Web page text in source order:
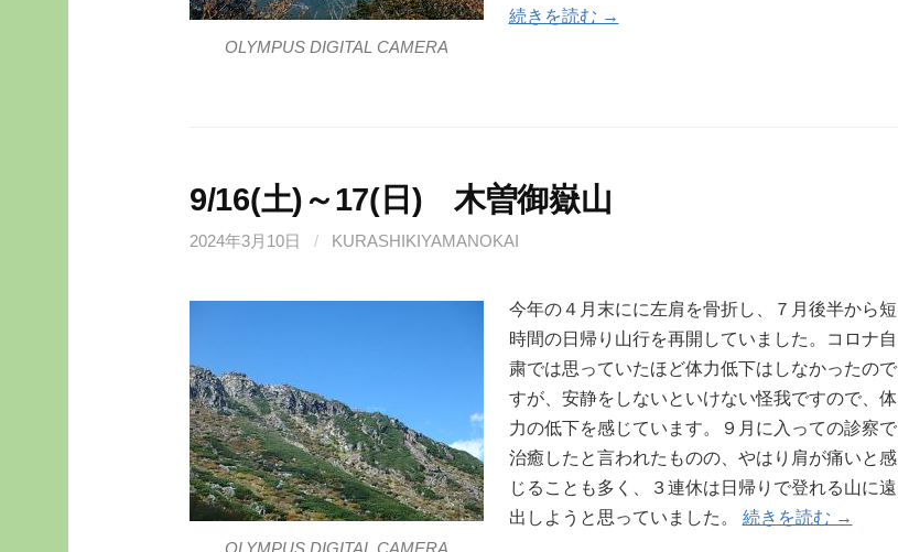
OLYMPUS DIGITAL CAMERA
続きを読む →
9/16(土)～17(日) 木曽御嶽山
2024年3月10日 / KURASHIKIYAMANOKAI
OLYMPUS DIGITAL CAMERA
今年の４月末にに左肩を骨折し、７月後半から短
時間の日帰り山行を再開していました。コロナ自
粛では思っていたほど体力低下はしなかったので
すが、安静をしないといけない怪我ですので、体
力の低下を感じています。９月に入っての診察で
治癒したと言われたものの、やはり肩が痛いと感
じることも多く、３連休は日帰りで登れる山に遠
出しようと思っていました。 続きを読む →